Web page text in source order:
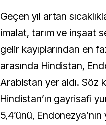
Geçen yıl artan
imalat, tarım ve inşaat
gelir kayıplarından en
arasında Hindistan,
Arabistan yer aldı. Söz
Hindistan’ın gayrisafi
5,4’ünü, Endonezya’nın